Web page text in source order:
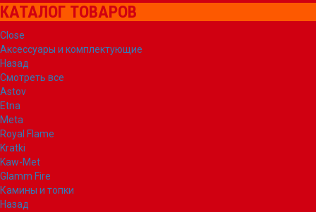
КАТАЛОГ ТОВАРОВ
Close
Аксессуары и комплектующие
Назад
Смотреть все
Astov
Etna
Meta
Royal Flame
Kratki
Kaw-Met
Glamm Fire
Камины и топки
Назад